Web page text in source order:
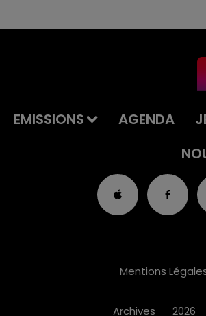
EMISSIONS AGENDA
Mentions
Archives 2026